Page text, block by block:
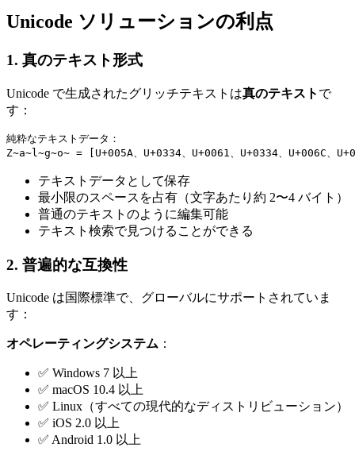
Unicode ソリューションの利点
1. 真のテキスト形式
Unicode で生成されたグリッチテキストは真のテキスト で
す：
純粋なテキストデータ：
テキストデータとして保存
最小限のスペースを占有（文字あたり約 2〜4 バイト）
普通のテキストのように編集可能
テキスト検索で見つけることができる
2. 普遍的な互換性
Unicode は国際標準で、グローバルにサポートされていま
す：
オペレーティングシステム ：
✅ Windows 7 以上
✅ macOS 10.4 以上
✅ Linux（すべての現代的なディストリビューション）
✅ iOS 2.0 以上
✅ Android 1.0 以上